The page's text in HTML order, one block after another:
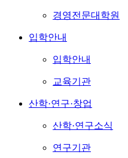
경영전문대학원
입학안내
입학안내
교육기관
산학·연구·창업
산학·연구소식
연구기관